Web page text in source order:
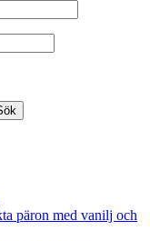
päron med vanilj och